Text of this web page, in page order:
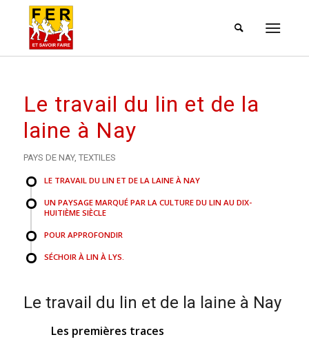
Le travail du lin et de la
laine à Nay
PAYS DE NAY, TEXTILES
LE TRAVAIL DU LIN ET DE LA LAINE À NAY
UN PAYSAGE MARQUÉ PAR LA CULTURE DU LIN AU DIX-
HUITIÈME SIÈCLE
POUR APPROFONDIR
SÉCHOIR À LIN À LYS.
Le travail du lin et de la laine à Nay
Les premières traces